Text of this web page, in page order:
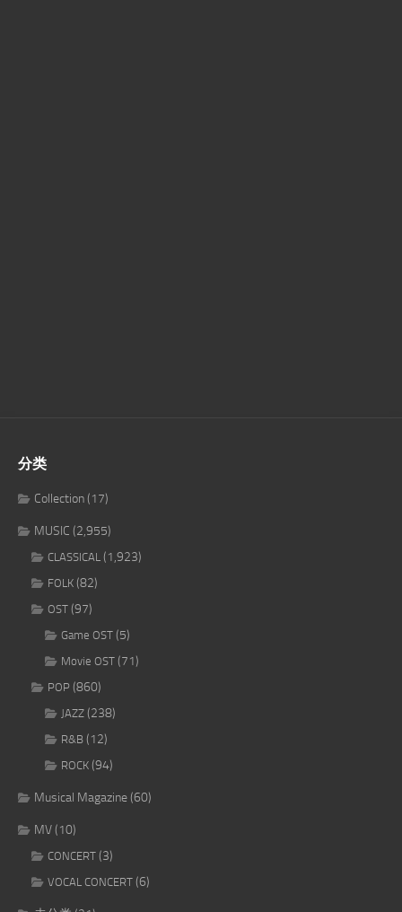
分类
Collection(17)
MUSIC (2,955)
CLASSICAL (1,923)
FOLK (82)
OST (97)
Game OST (5)
Movie OST (71)
POP (860)
JAZZ (238)
R&B (12)
ROCK (94)
Musical Magazine(60)
MV(10)
CONCERT (3)
VOCAL CONCERT (6)